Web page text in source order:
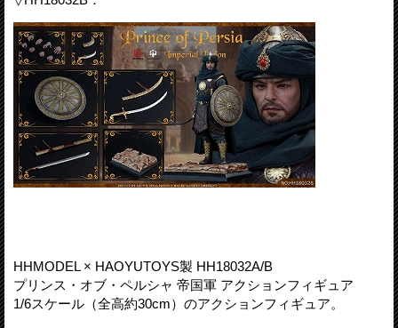
HHMODEL × HAOYUTOYS製 HH18032A/B
プリンス・オブ・ペルシャ 帝国軍 アクションフィギュア
1/6スケール（全高約30cm）のアクションフィギュア。